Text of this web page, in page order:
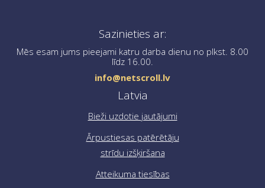
noformēšanā, lūdzu, sazinieties ar mums, rakstot uz
info@netscroll.lv.
Sazinieties ar:
Mēs esam jums pieejami katru darba dienu no plkst. 8.00
līdz 16.00.
info@netscroll.lv
Latvia
Bieži uzdotie jautājumi
Ārpustiesas patērētāju
strīdu izšķiršana
Atteikuma tiesības